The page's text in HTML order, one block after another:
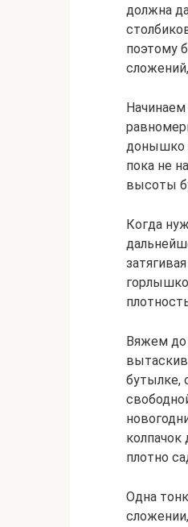
должна
поэтому
донышко
пока не
высоты
Когда
Вяжем до
бутылке,
плотно
Одна